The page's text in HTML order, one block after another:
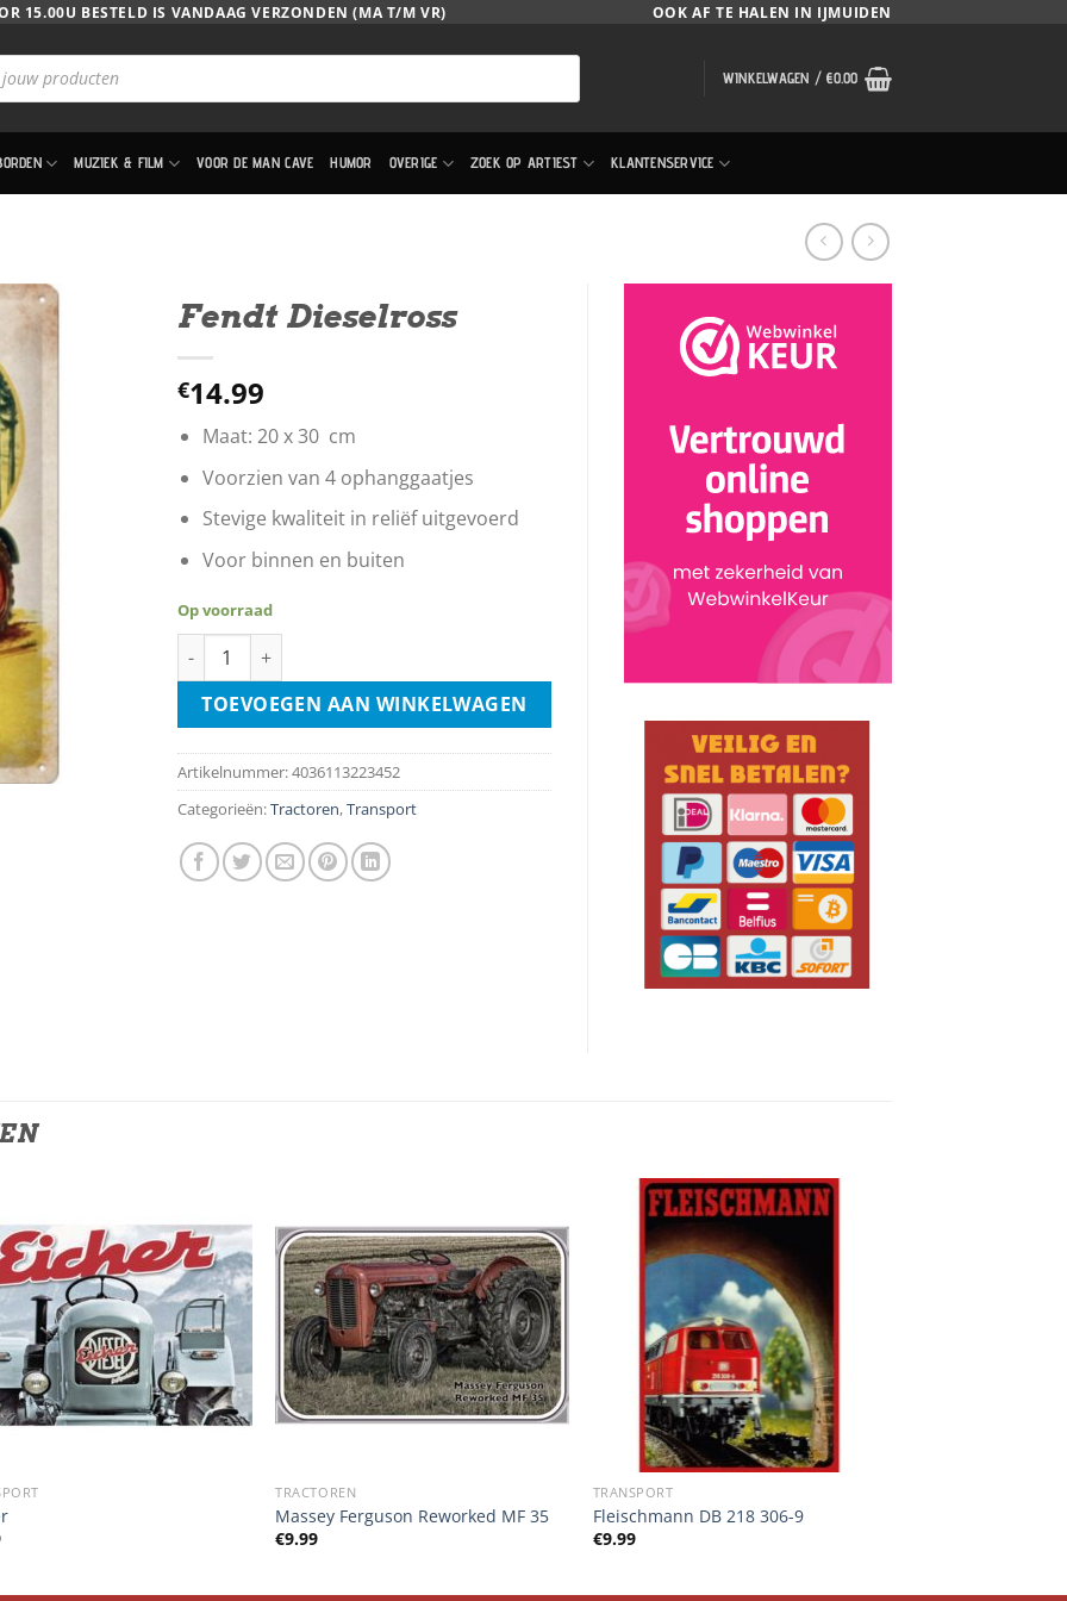
15.00U BESTELD IS VANDAAG VERZONDEN (MA T/M VR) OOK AF TE HALEN IN IJMUIDEN
WINKELWAGEN /€0.00
MUZIEK & FILM VOOR DE MAN CAVE HUMOR OVERIGE ZOEK OP ARTIEST KLANTENSERVICE
Fendt Dieselross
€14.99
Maat: 20 x 30 cm
Voorzien van 4 ophanggaatjes
Stevige kwaliteit in reliëf uitgevoerd
Voor binnen en buiten
Op voorraad
Fendt Dieselross aantal
TOEVOEGEN AAN WINKELWAGEN
Artikelnummer:4036113223452
Categorieën:Tractoren,Transport
TRACTOREN
Massey Ferguson Reworked MF 35
€9.99
TRANSPORT
Fleischmann DB 218 306-9
€9.99